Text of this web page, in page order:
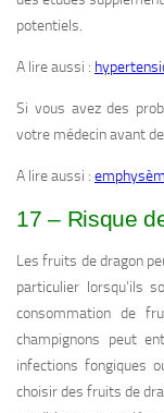
potentiels.
A lire aussi :
Si vous avez des
votre médecin avant
A lire aussi :
17 – Risque
Les fruits de dragon
particulier lorsqu’ils
consommation de
champignons peut
infections fongiques
choisir des fruits de